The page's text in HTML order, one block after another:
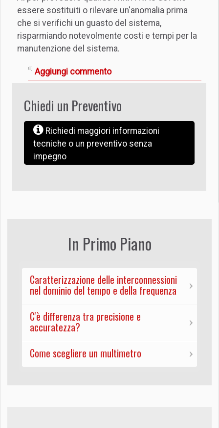
essere sostituiti o rilevare un'anomalia prima
che si verifichi un guasto del sistema,
risparmiando notevolmente costi e tempi per la
manutenzione del sistema.
Aggiungi commento
Chiedi un Preventivo
Richiedi maggiori informazioni
tecniche o un preventivo senza
impegno
In Primo Piano
Caratterizzazione delle interconnessioni
nel dominio del tempo e della frequenza
C'è differenza tra precisione e
accuratezza?
Come scegliere un multimetro